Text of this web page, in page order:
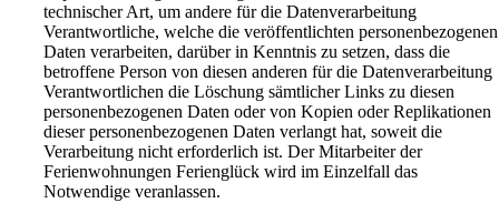
technischer Art, um andere für die Datenverarbeitung
Verantwortliche, welche die veröffentlichten personenbezogenen
Daten verarbeiten, darüber in Kenntnis zu setzen, dass die
betroffene Person von diesen anderen für die Datenverarbeitung
Verantwortlichen die Löschung sämtlicher Links zu diesen
personenbezogenen Daten oder von Kopien oder Replikationen
dieser personenbezogenen Daten verlangt hat, soweit die
Verarbeitung nicht erforderlich ist. Der Mitarbeiter der
Ferienwohnungen Ferienglück wird im Einzelfall das
Notwendige veranlassen.